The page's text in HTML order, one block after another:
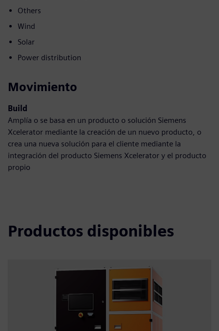
Others
Wind
Solar
Power distribution
Movimiento
Build
Amplía o se basa en un producto o solución Siemens
Xcelerator mediante la creación de un nuevo producto, o
crea una nueva solución para el cliente mediante la
integración del producto Siemens Xcelerator y el producto
propio
Productos disponibles